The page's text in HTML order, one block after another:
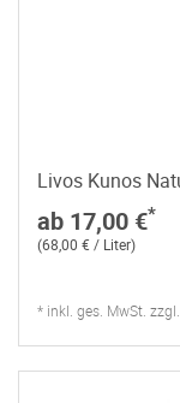
Livos Kunos
ab 17,00 €*
(68,00 € / Liter)
* inkl. ges. MwSt. zzgl.